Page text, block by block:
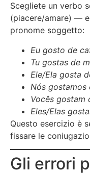
Scegliete un verbo
(piacere/amare) —
pronome soggetto:
Eu gosto de
Tu gostas de
Ele/Ela gosta
Nós gostamos
Vocês gostam
Eles/Elas
Questo esercizio è
fissare le
Gli errori